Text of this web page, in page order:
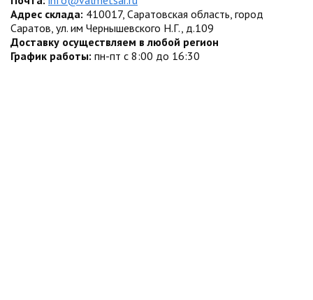
Адрес склада: 410017, Саратовская область, город
Саратов, ул. им Чернышевского Н.Г., д.109
Доставку осуществляем в любой регион
График работы: пн-пт с 8:00 до 16:30